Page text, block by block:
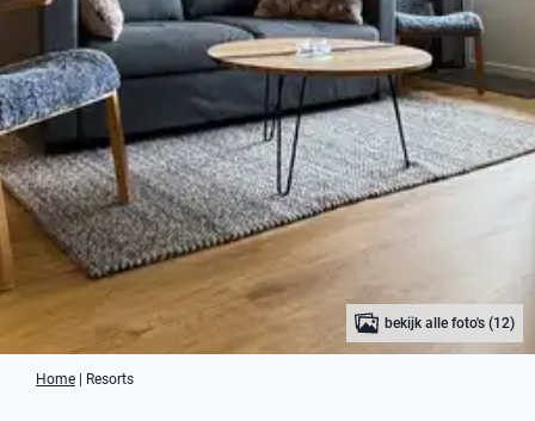
bekijk alle foto's (12)
Home Resorts